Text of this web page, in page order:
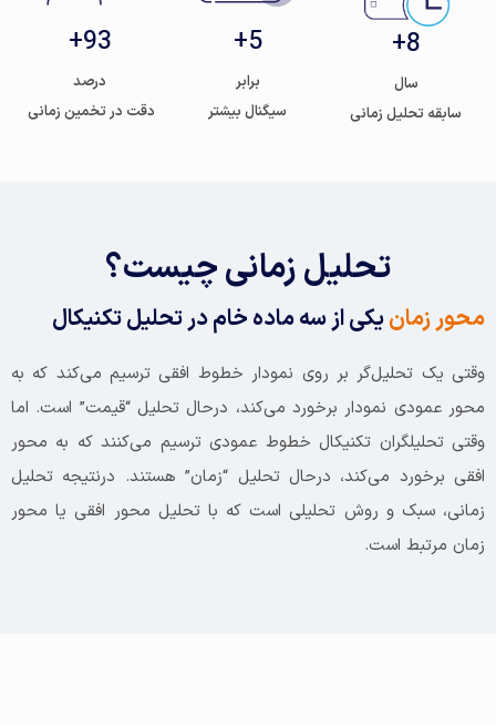
8+
سال
سابقه تحلیل زمانی
5+
برابر
سیگنال بیشتر
93+
درصد
دقت در تخمین زمانی
تحلیل زمانی چیست؟
محور زمانیکی از سه ماده خام در تحلیل تکنیکال
وقتی یک تحلیل‌گر بر روی نمودار خطوط افقی ترسیم می‌کند که به
محور عمودی نمودار برخورد می‌کند، درحال تحلیل “قیمت” است. اما
وقتی تحلیلگران تکنیکال خطوط عمودی ترسیم می‌کنند که به محور
افقی برخورد می‌کند، درحال تحلیل “زمان” هستند. درنتیجه تحلیل
زمانی، سبک و روش تحلیلی است که با تحلیل محور افقی یا محور
زمان مرتبط است.